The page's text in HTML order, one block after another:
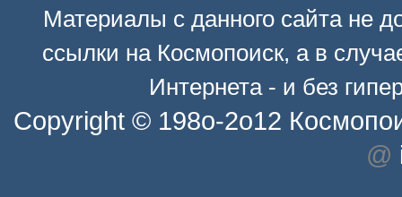
Материалы с данного сайта не
ссылки на Космопоиск, а в
Интернета - и без
Copyright © 198o-2o12
@